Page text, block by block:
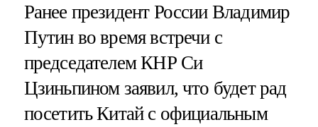
Ранее президент России Владимир
Путин во время встречи с
председателем КНР Си
Цзиньпином заявил, что будет рад
посетить Китай с официальным